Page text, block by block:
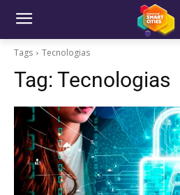
Tags Tecnologias
Tag: Tecnologias